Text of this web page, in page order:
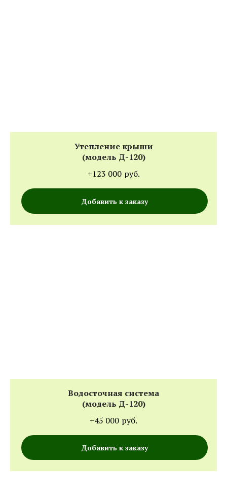
Утепление крыши
(модель Д-120)
+123 000 руб.
Добавить к заказу
Водосточная система
(модель Д-120)
+45 000 руб.
Добавить к заказу